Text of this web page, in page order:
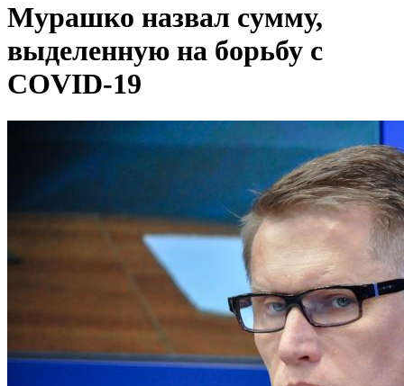
Мурашко назвал сумму,
выделенную на борьбу с
COVID-19